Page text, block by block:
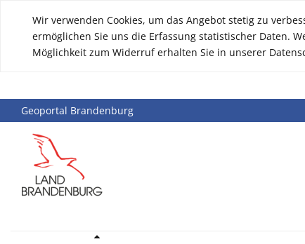
Wir verwenden Cookies, um das Angebot stetig zu
ermöglichen Sie uns die Erfassung statistischer Daten.
Möglichkeit zum Widerruf erhalten Sie in unserer
Geoportal Brandenburg